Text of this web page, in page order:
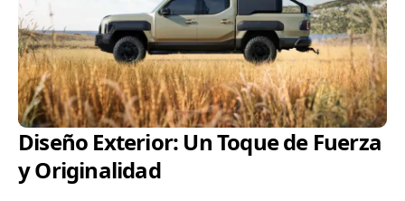
Diseño Exterior: Un Toque de Fuerza
y Originalidad